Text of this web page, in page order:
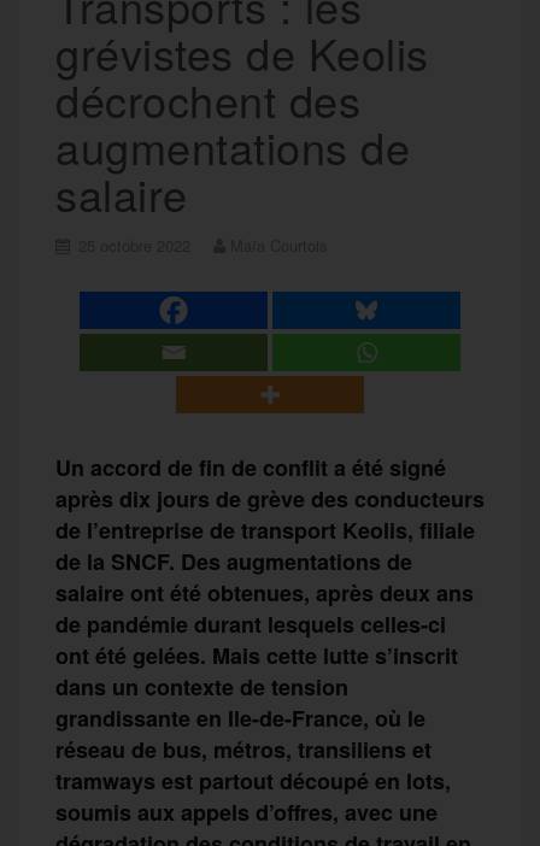
grévistes de Keolis
décrochent des
augmentations de
salaire
Un accord de fin de conflit a été signé
après dix jours de grève des conducteurs
de l’entreprise de transport Keolis, filiale
de la SNCF. Des augmentations de
salaire ont été obtenues, après deux ans
de pandémie durant lesquels celles-ci
ont été gelées. Mais cette lutte s’inscrit
dans un contexte de tension
grandissante en Ile-de-France, où le
réseau de bus, métros, transiliens et
tramways est partout découpé en lots,
soumis aux appels d’offres, avec une